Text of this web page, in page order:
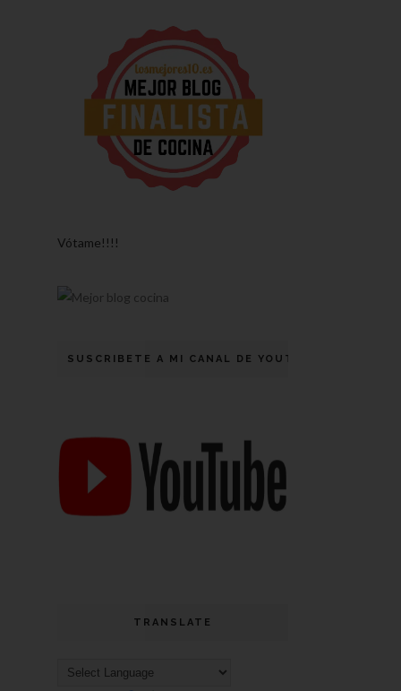
Vótame!!!!
SUSCRIBETE A MI CANAL DE YOUTUBE
TRANSLATE